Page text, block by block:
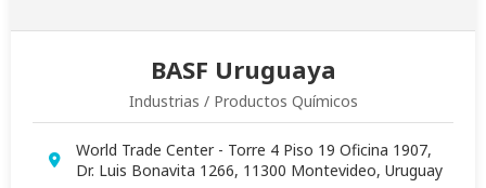
BASF Uruguaya
Industrias / Productos Químicos
World Trade Center - Torre 4 Piso 19 Oficina 1907,
Dr. Luis Bonavita 1266, 11300 Montevideo, Uruguay